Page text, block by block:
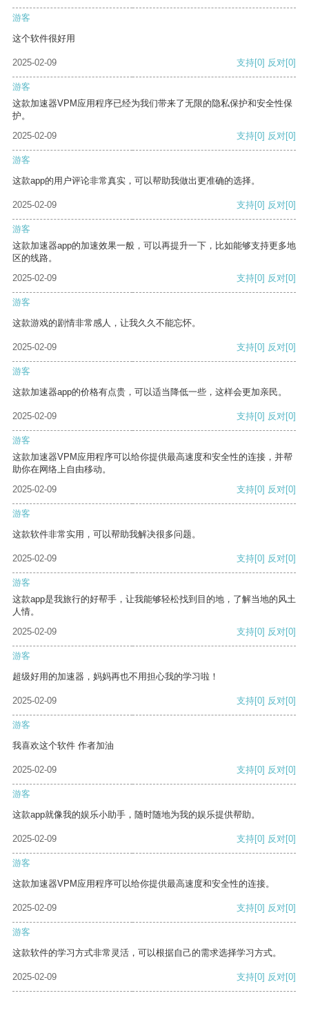
游客
这个软件很好用
2025-02-09 支持[0] 反对[0]
游客
这款加速器VPM应用程序已经为我们带来了无限的隐私保护和安全性保
护。
2025-02-09
支持[0] 反对[0]
游客
这款app的用户评论非常真实，可以帮助我做出更准确的选择。
2025-02-09 支持[0] 反对[0]
游客
这款加速器app的加速效果一般，可以再提升一下，比如能够支持更多地
区的线路。
2025-02-09
支持[0] 反对[0]
游客
这款游戏的剧情非常感人，让我久久不能忘怀。
2025-02-09 支持[0] 反对[0]
游客
这款加速器app的价格有点贵，可以适当降低一些，这样会更加亲民。
2025-02-09 支持[0] 反对[0]
游客
这款加速器VPM应用程序可以给你提供最高速度和安全性的连接，并帮
助你在网络上自由移动。
2025-02-09
支持[0] 反对[0]
游客
这款软件非常实用，可以帮助我解决很多问题。
2025-02-09 支持[0] 反对[0]
游客
这款app是我旅行的好帮手，让我能够轻松找到目的地，了解当地的风土
人情。
2025-02-09
支持[0] 反对[0]
游客
超级好用的加速器，妈妈再也不用担心我的学习啦！
2025-02-09 支持[0] 反对[0]
游客
我喜欢这个软件 作者加油
2025-02-09 支持[0] 反对[0]
游客
这款app就像我的娱乐小助手，随时随地为我的娱乐提供帮助。
2025-02-09 支持[0] 反对[0]
游客
这款加速器VPM应用程序可以给你提供最高速度和安全性的连接。
2025-02-09 支持[0] 反对[0]
游客
这款软件的学习方式非常灵活，可以根据自己的需求选择学习方式。
2025-02-09 支持[0] 反对[0]